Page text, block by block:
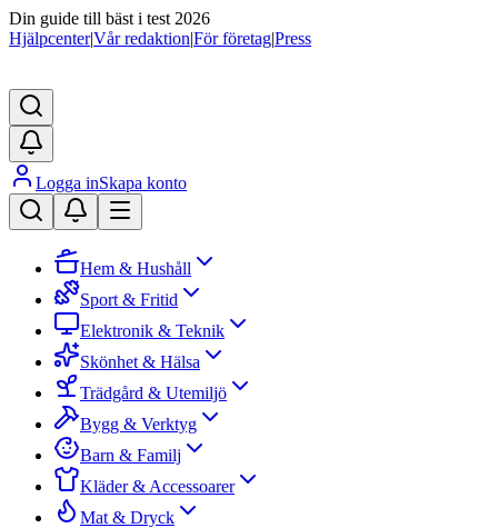
Din guide till bäst i test 2026
Hjälpcenter|Vår redaktion|För företag|Press
Logga inSkapa konto
Hem & Hushåll
Sport & Fritid
Elektronik & Teknik
Skönhet & Hälsa
Trädgård & Utemiljö
Bygg & Verktyg
Barn & Familj
Kläder & Accessoarer
Mat & Dryck